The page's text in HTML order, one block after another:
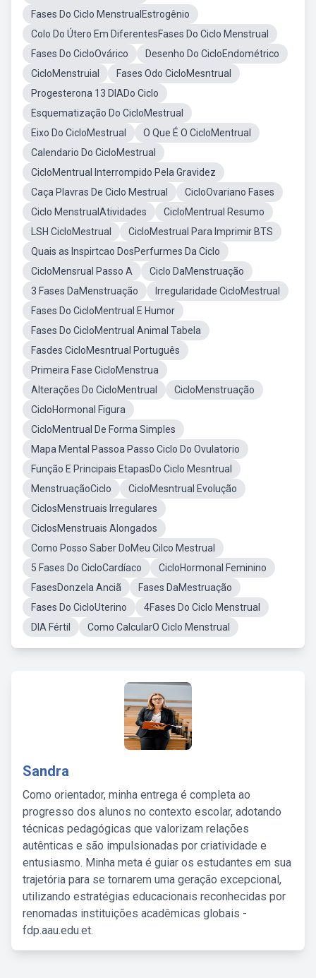
Fases Do Ciclo MenstrualEstrogênio
Colo Do Útero Em DiferentesFases Do Ciclo Menstrual
Fases Do CicloOvárico
Desenho Do CicloEndométrico
CicloMenstruial
Fases Odo CicloMesntrual
Progesterona 13 DIADo Ciclo
Esquematização Do CicloMestrual
Eixo Do CicloMestrual
O Que É O CicloMentrual
Calendario Do CicloMestrual
CicloMentrual Interrompido Pela Gravidez
Caça Plavras De Ciclo Mestrual
CicloOvariano Fases
Ciclo MenstrualAtividades
CicloMentrual Resumo
LSH CicloMestrual
CicloMestrual Para Imprimir BTS
Quais as Inspirtcao DosPerfurmes Da Ciclo
CicloMensrual Passo A
Ciclo DaMenstruação
3 Fases DaMenstruação
Irregularidade CicloMestrual
Fases Do CicloMentrual E Humor
Fases Do CicloMentrual Animal Tabela
Fasdes CicloMesntrual Português
Primeira Fase CicloMenstrua
Alterações Do CicloMentrual
CicloMenstruação
CicloHormonal Figura
CicloMentrual De Forma Simples
Mapa Mental Passoa Passo Ciclo Do Ovulatorio
Função E Principais EtapasDo Ciclo Mesntrual
MenstruaçãoCiclo
CicloMesntrual Evolução
CiclosMenstruais Irregulares
CiclosMenstruais Alongados
Como Posso Saber DoMeu Cilco Mestrual
5 Fases Do CicloCardíaco
CicloHormonal Feminino
FasesDonzela Anciã
Fases DaMestruação
Fases Do CicloUterino
4Fases Do Ciclo Menstrual
DIA Fértil
Como CalcularO Ciclo Menstrual
Sandra
Como orientador, minha entrega é completa ao
progresso dos alunos no contexto escolar, adotando
técnicas pedagógicas que valorizam relações
autênticas e são impulsionadas por criatividade e
entusiasmo. Minha meta é guiar os estudantes em sua
trajetória para se tornarem uma geração excepcional,
utilizando estratégias educacionais reconhecidas por
renomadas instituições acadêmicas globais -
fdp.aau.edu.et.